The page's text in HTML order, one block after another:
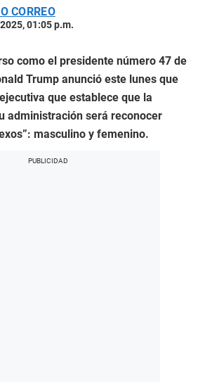
CORREO
01:05 p.m.
como el presidente número 47 de
Trump anunció este lunes que
que establece que la
administración será reconocer
masculino y femenino.